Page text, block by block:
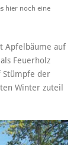
hier noch eine
Apfelbäume auf
Feuerholz
Stümpfe der
Winter zuteil